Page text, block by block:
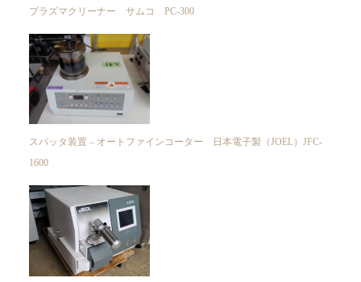
プラズマクリーナー サムコ PC-300
スパッタ装置 – オートファインコーター 日本電子製（JOEL）JFC-
1600